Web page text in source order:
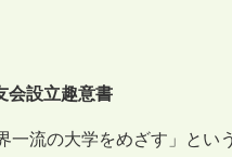
会設立趣意書
流の大学をめざす」とい